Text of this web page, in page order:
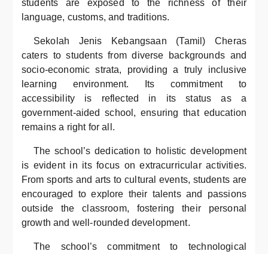
students are exposed to the richness of their
language, customs, and traditions.
Sekolah Jenis Kebangsaan (Tamil) Cheras
caters to students from diverse backgrounds and
socio-economic strata, providing a truly inclusive
learning environment. Its commitment to
accessibility is reflected in its status as a
government-aided school, ensuring that education
remains a right for all.
The school’s dedication to holistic development
is evident in its focus on extracurricular activities.
From sports and arts to cultural events, students are
encouraged to explore their talents and passions
outside the classroom, fostering their personal
growth and well-rounded development.
The school’s commitment to technological